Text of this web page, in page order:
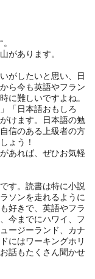
があります。
がしたいと思い、日
ら今も英語やフラン
に難しいですよね。
「日本語おもしろ
けます。日本語の勉
信のある上級者の方
ょう！
あれば、ぜひお気軽
す。読書は特に小説
ソンを走れるように
好きで、英語やフラ
今までにハワイ、フ
ージーランド、カナ
にはワーキングホリ
話もたくさん聞かせ